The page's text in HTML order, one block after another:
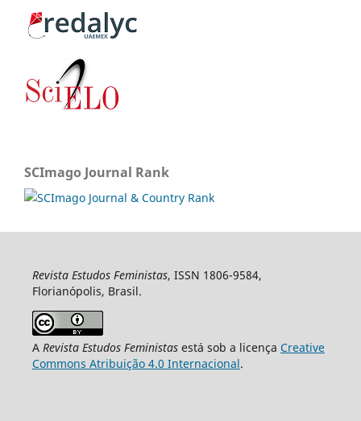
SCImago Journal Rank
Revista Estudos Feministas, ISSN 1806-9584,
Florianópolis, Brasil.
A Revista Estudos Feministasestá sob a licença Creative
Commons Atribuição 4.0 Internacional.